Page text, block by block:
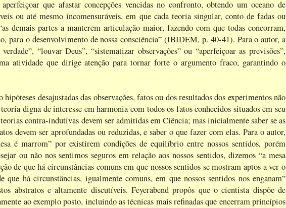
que afastar concepções vencidas no confronto, obtendo um oceano de
ou até mesmo incomensuráveis, em que cada teoria singular, conto de fadas ou
demais partes a manterem articulação maior, fazendo com que todas concorram,
para o desenvolvimento de nossa consciência” (IBIDEM, p. 40-41). Para o autor, a
“louvar Deus”, “sistematizar observações” ou “aperfeiçoar as previsões”,
atividade que dirige atenção para tornar forte o argumento fraco, garantindo o
desajustadas das observações, fatos ou dos resultados dos experimentos não
digna de interesse em harmonia com todos os fatos conhecidos situados em seu
contra-indutivas devem ser admitidas em Ciência; mas inicialmente saber se as
devem ser aprofundadas ou reduzidas, e saber o que fazer com elas. Para o autor,
é marrom” por existirem condições de equilíbrio entre nossos sentidos, porém
ou não nos sentimos seguros em relação aos nossos sentidos, dizemos “a mesa
de que há circunstâncias comuns em que nossos sentidos se mostram aptos a ver o
que há circunstâncias, igualmente comuns, em que nossos sentidos nos enganam”
abstratos e altamente discutíveis. Feyerabend propôs que o cientista dispõe de
ao exemplo posto, incluindo as técnicas mais refinadas que encerram princípios